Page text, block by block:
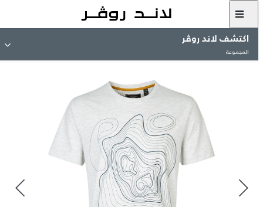
اكتشف لاند روڤر
المجموعة